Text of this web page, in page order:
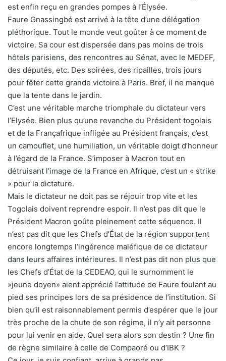
est enfin reçu en grandes pompes à l’Élysée.
Faure Gnassingbé est arrivé à la tête d’une délégation
pléthorique. Tout le monde veut goûter à ce moment de
victoire. Sa cour est dispersée dans pas moins de trois
hôtels parisiens, des rencontres au Sénat, avec le MEDEF,
des députés, etc. Des soirées, des ripailles, trois jours
pour fêter cette grande victoire à Paris. Bref, il ne manque
que la tente dans le jardin.
C’est une véritable marche triomphale du dictateur vers
l’Elysée. Bien plus qu’une revanche du Président togolais
et de la Françafrique infligée au Président français, c’est
un camouflet, une humiliation, un véritable doigt d’honneur
à l’égard de la France. S’imposer à Macron tout en
détruisant l’image de la France en Afrique, c’est un « strike
» pour la dictature.
Mais le dictateur ne doit pas se réjouir trop vite et les
Togolais doivent reprendre espoir. Il n’est pas dit que le
Président Macron goûte pleinement cette séquence. Il
n’est pas dit que les Chefs d’État de la région supportent
encore longtemps l’ingérence maléfique de ce dictateur
dans leurs affaires intérieures. Il n’est pas dit non plus que
les Chefs d’État de la CEDEAO, qui le surnomment le
»jeune doyen» aient apprécié l’attitude de Faure foulant au
pied ses principes lors de sa présidence de l’institution. Si
bien qu’il est raisonnablement permis d’espérer que le jour
très proche de la chute de son régime, il n’y ait personne
pour lui venir en aide. Quel sera alors son destin ? Une fin
de règne similaire à celle de Compaoré ou d’IBK ?